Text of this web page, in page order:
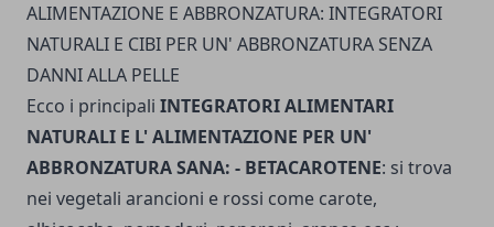
ALIMENTAZIONE E ABBRONZATURA: INTEGRATORI
NATURALI E CIBI PER UN' ABBRONZATURA SENZA
DANNI ALLA PELLE
Ecco i principali INTEGRATORI ALIMENTARI
NATURALI E L' ALIMENTAZIONE PER UN'
ABBRONZATURA SANA: - BETACAROTENE: si trova
nei vegetali arancioni e rossi come carote,